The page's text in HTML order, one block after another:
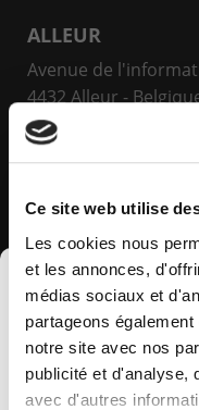
Ce site web utilise
Les cookies nous
et les annonces,
médias sociaux et
partageons
notre site avec nos
publicité et d'analyse,
avec d'autres
Computerland
ALLEUR
Avenue de
4432 Alleur -
+32(0)800 12 512
JUMET
Rue de venise 21
6040 Charleroi -
+32(0)800 12 512
LUXEMBOURG
89E Parc d’Activités